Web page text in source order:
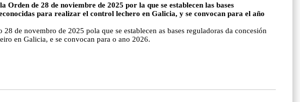
de 28 de noviembre de 2025 por la que se establecen las bases
para realizar el control lechero en Galicia, y se convocan para el año
de novembro de 2025 pola que se establecen as bases reguladoras da concesión
en Galicia, e se convocan para o ano 2026.